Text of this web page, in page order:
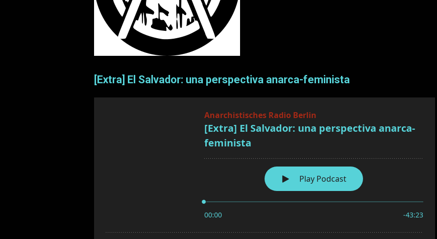
[Extra] El Salvador: una perspectiva anarca-feminista